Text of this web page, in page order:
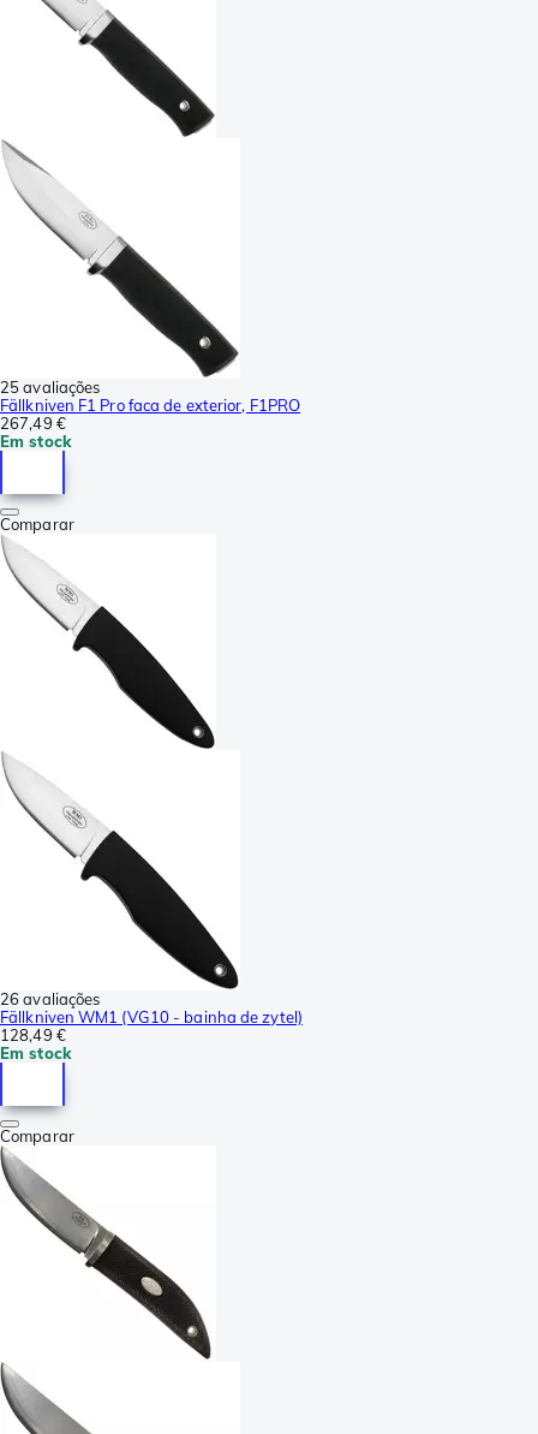
25 avaliações
Fällkniven F1 Pro faca de exterior, F1PRO
267,49 €
Em stock
Comparar
26 avaliações
Fällkniven WM1 (VG10 - bainha de zytel)
128,49 €
Em stock
Comparar